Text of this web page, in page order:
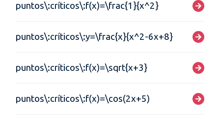
puntos\:críticos\:f(x)=\frac{1}{x^2}
puntos\:críticos\:y=\frac{x}{x^2-6x+8}
puntos\:críticos\:f(x)=\sqrt{x+3}
puntos\:críticos\:f(x)=\cos(2x+5)